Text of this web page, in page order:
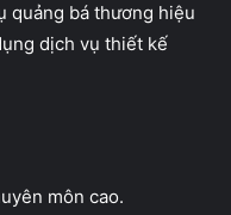
quảng bá thương hiệu
dịch vụ thiết kế
môn cao.